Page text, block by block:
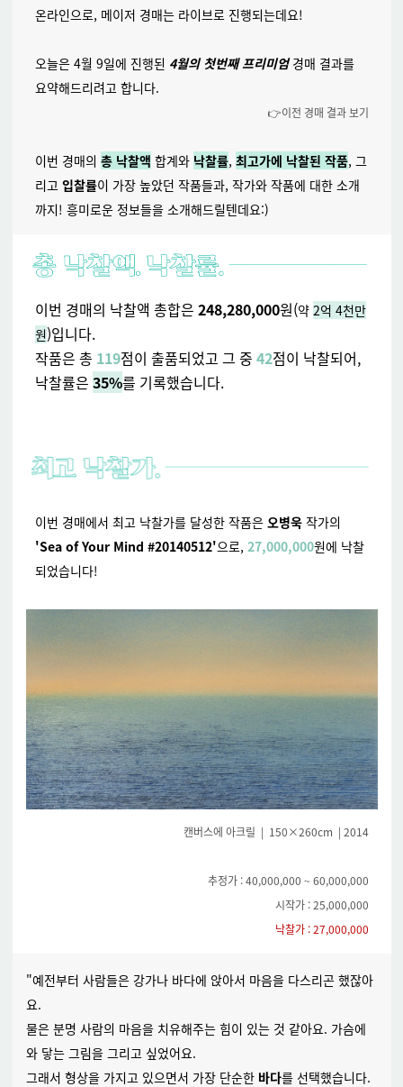
온라인으로, 메이저 경매는 라이브로 진행되는데요!
오늘은 4월 9일에 진행된 4월의 첫번째 프리미엄경매 결과를
요약해드리려고 합니다.
👉이전 경매 결과 보기
이번 경매의 총 낙찰액 합계와 낙찰률, 최고가에 낙찰된 작품, 그
리고 입찰률이 가장 높았던 작품들과, 작가와 작품에 대한 소개
까지! 흥미로운 정보들을 소개해드릴텐데요:)
이번 경매의 낙찰액 총합은 248,280,000원(약 2억 4천만
원)입니다.
작품은 총 119점이 출품되었고 그 중 42점이 낙찰되어,
낙찰률은 35%를 기록했습니다.
이번 경매에서 최고 낙찰가를 달성한 작품은 오병욱작가의
'Sea of Your Mind #20140512'으로, 27,000,000원에 낙찰
되었습니다!
캔버스에 아크릴 | 150×260cm | 2014
추정가 : 40,000,000 ~ 60,000,000
시작가 : 25,000,000
낙찰가 : 27,000,000
"예전부터 사람들은 강가나 바다에 앉아서 마음을 다스리곤 했잖아
요.
물은 분명 사람의 마음을 치유해주는 힘이 있는 것 같아요. 가슴에
와 닿는 그림을 그리고 싶었어요.
그래서 형상을 가지고 있으면서 가장 단순한 바다를 선택했습니다.